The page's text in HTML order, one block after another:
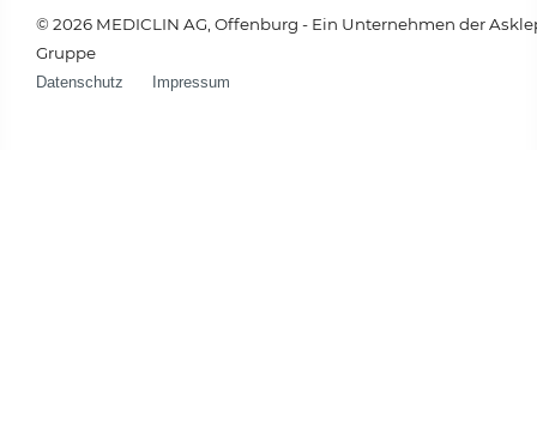
© 2026 MEDICLIN AG, Offenburg - Ein Unternehmen der
Gruppe
Datenschutz Impressum